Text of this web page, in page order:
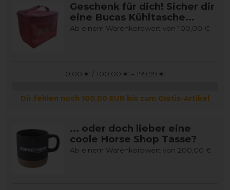
Geschenk für dich! Sicher dir
eine Bucas Kühltasche...
Ab einem Warenkorbwert von 100,00 €
0,00 € / 100,00 € – 199,99 €
Dir fehlen noch 100,00 EUR bis zum Gratis-Artikel
... oder doch lieber eine
coole Horse Shop Tasse?
Ab einem Warenkorbwert von 200,00 €